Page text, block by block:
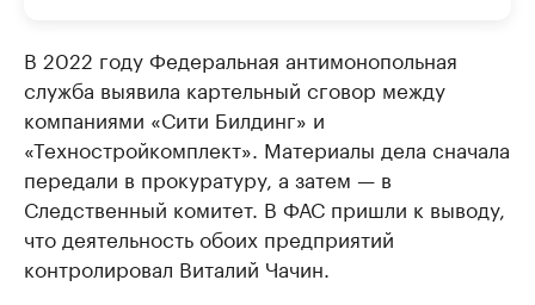
В 2022 году Федеральная антимонопольная
служба выявила картельный сговор между
компаниями «Сити Билдинг» и
«Техностройкомплект». Материалы дела сначала
передали в прокуратуру, а затем — в
Следственный комитет. В ФАС пришли к выводу,
что деятельность обоих предприятий
контролировал Виталий Чачин.